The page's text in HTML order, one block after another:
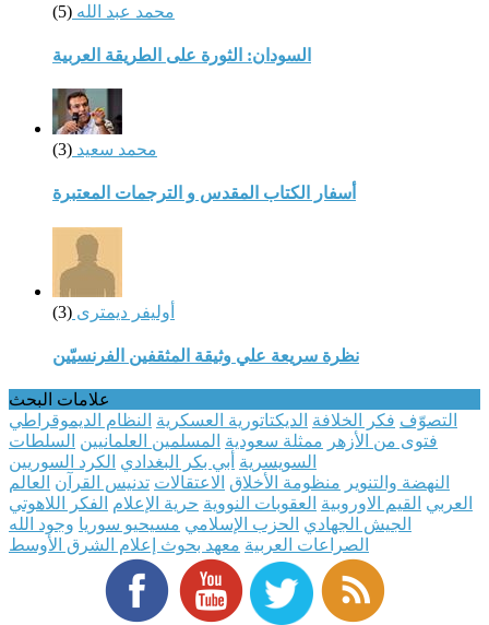
محمد عبد الله (5)
السودان: الثورة على الطريقة العربية
محمد سعيد (3)
أسفار الكتاب المقدس و الترجمات المعتبرة
أوليفر ديمترى (3)
نظرة سريعة علي وثيقة المثقفين الفرنسيّين
علامات البحث
التصوّف فكر الخلافة الديكتاتورية العسكرية النظام الديموقراطي
فتوى من الأزهر ممثلة سعودية المسلمين العلمانيين السلطات
السويسرية أبي بكر البغدادي الكرد السوريين
النهضة والتنوير منظومة الأخلاق الاعتقالات تدنيس القرآن العالم
العربي القيم الاوروبية العقوبات النووية حرية الإعلام الفكر اللاهوتي
الجيش الجهادي الحزب الإسلامي مسيحيو سوريا وجود الله
الصراعات العربية معهد بحوث إعلام الشرق الأوسط